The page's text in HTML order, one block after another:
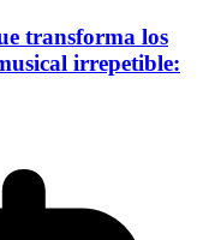
transforma los
irrepetible: